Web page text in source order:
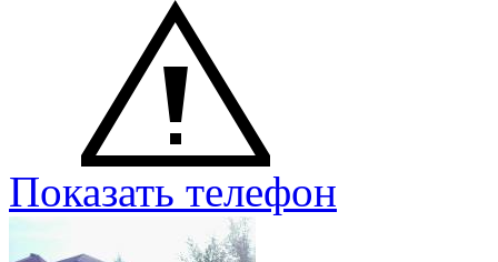
Показать телефон